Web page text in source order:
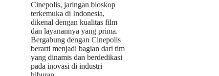
Cinepolis, jaringan bioskop
terkemuka di Indonesia,
dikenal dengan kualitas film
dan layanannya yang prima.
Bergabung dengan Cinepolis
berarti menjadi bagian dari tim
yang dinamis dan berdedikasi
pada inovasi di industri